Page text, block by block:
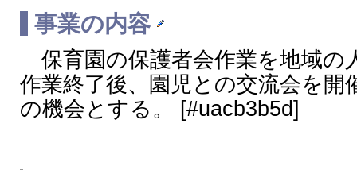
事業の内容
保育園の保護者会作業を地域の
作業終了後、園児との交流会を開
の機会とする。 [#uacb3b5d]